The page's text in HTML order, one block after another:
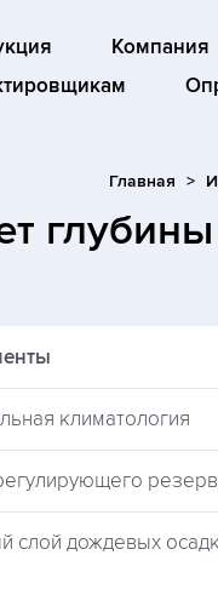
Компания
Главная
климатология
слой дождевых